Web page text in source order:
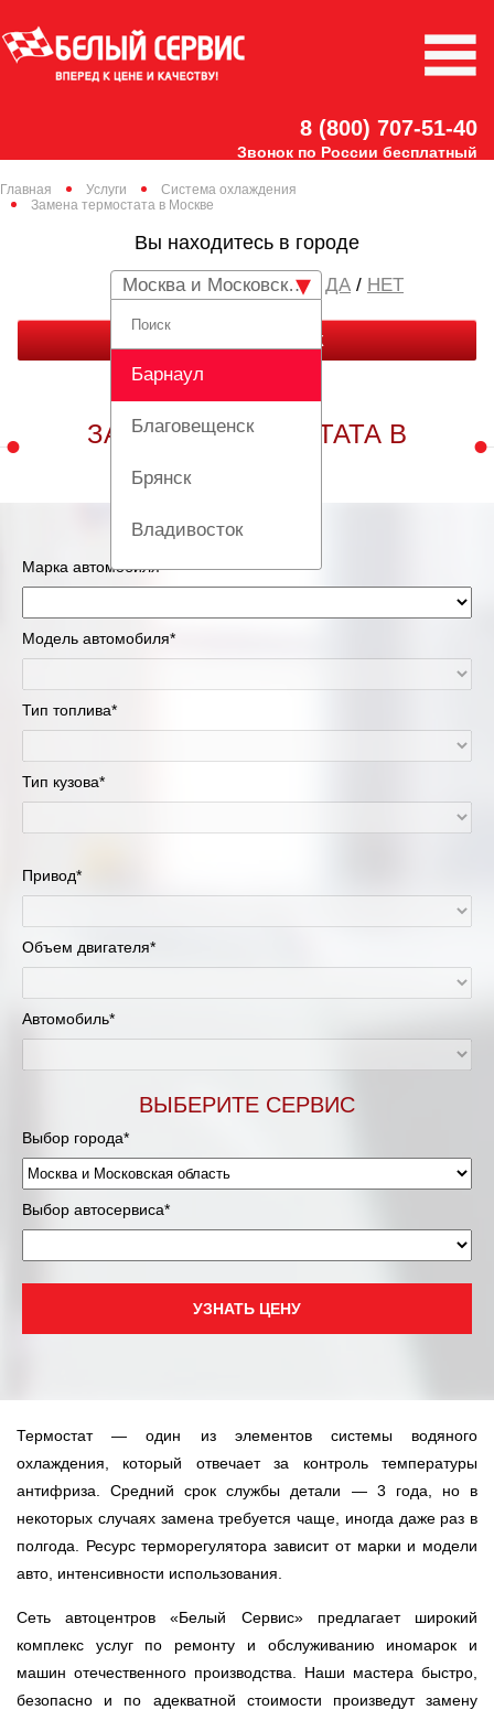
8 (800) 707-51-40
Звонок по России бесплатный
Главная Услуги
Система охлаждения
Замена термостата в Москве
Вы находитесь в городе
Москва и Московская область
Барнаул
Благовещенск
Брянск
Владивосток
Вологда
Екатеринбург
Казань
Киров
Красноярск
Липецк
Муравленко
Нижневартовск
Новосибирск
Одинцово
Петрозаводск
Ростов-на-Дону
Самара
Санкт-Петербург
Саратов
/ НЕТ
ЗАКАЗАТЬ ЗВОНОК
ЗАМЕНА ТЕРМОСТАТА В
Марка автомобиля*
Модель автомобиля*
Тип топлива*
Тип кузова*
Привод*
Объем двигателя*
Автомобиль*
ВЫБЕРИТЕ СЕРВИС
Выбор города*
Выбор автосервиса*
УЗНАТЬ ЦЕНУ
Термостат — один из элементов системы водяного
охлаждения, который отвечает за контроль температуры
антифриза. Средний срок службы детали — 3 года, но в
некоторых случаях замена требуется чаще, иногда даже раз в
полгода. Ресурс терморегулятора зависит от марки и модели
авто, интенсивности использования.
Сеть автоцентров «Белый Сервис» предлагает широкий
комплекс услуг по ремонту и обслуживанию иномарок и
машин отечественного производства. Наши мастера быстро,
безопасно и по адекватной стоимости произведут замену